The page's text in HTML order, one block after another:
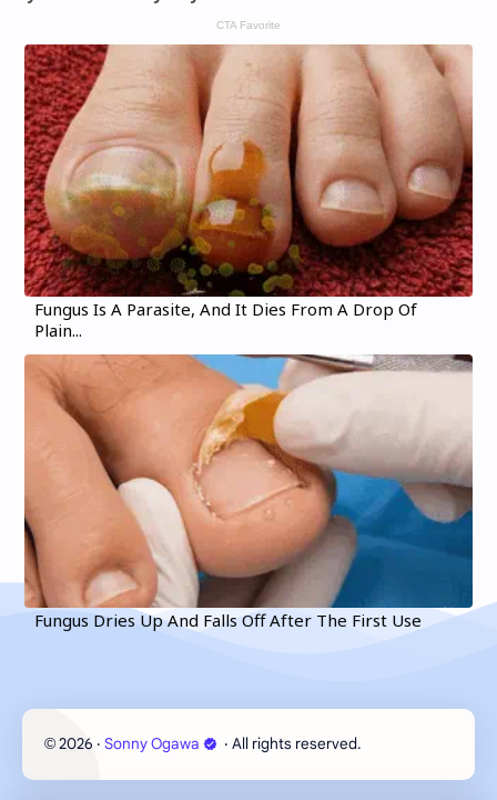
Fungus Is A Parasite, And It Dies From A Drop Of
Plain...
Fungus Dries Up And Falls Off After The First Use
© 2026 ‧ Sonny Ogawa ‧ All rights reserved.